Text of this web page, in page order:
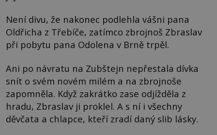
Není divu, že nakonec podlehla vášni pana
Oldřicha z Třebíče, zatímco zbrojnoš Zbraslav
při pobytu pana Odolena v Brně trpěl.
Ani po návratu na Zubštejn nepřestala dívka
snít o svém novém milém a na zbrojnoše
zapomněla. Když zakrátko zase odjížděla z
hradu, Zbraslav ji proklel. A s ní i všechny
děvčata a chlapce, kteří zradí daný slib lásky.